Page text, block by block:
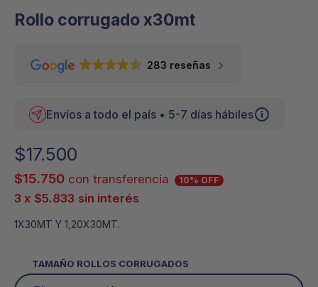
Rollo corrugado x30mt
283 reseñas
Envíos a todo el país • 5-7 días hábiles
$17.500
$15.750 con transferencia 10% OFF
3 x $5.833 sin interés
1X30MT Y 1,20X30MT.
TAMAÑO ROLLOS CORRUGADOS